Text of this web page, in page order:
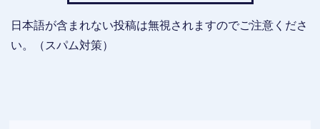
日本語が含まれない投稿は無視されますのでご注意くださ
い。（スパム対策）